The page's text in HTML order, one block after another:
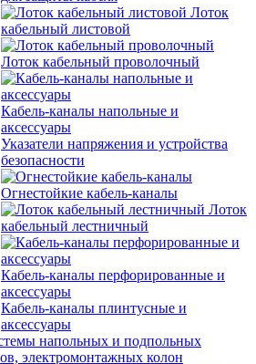
Лоток
кабельный листовой
Лоток кабельный проволочный
Кабель-каналы напольные и
аксессуары
Указатели напряжения и устройства
безопасности
Огнестойкие кабель-каналы
Лоток
кабельный лестничный
Кабель-каналы перфорированные и
аксессуары
Кабель-каналы плинтусные и
аксессуары